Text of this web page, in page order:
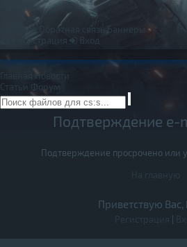
Обратная связь
Баннеры
Регистрация
Вход
Главная
Новости
Статьи Форум
Подтверждение e-
Подтверждение просрочено или
Приветствую Вас,